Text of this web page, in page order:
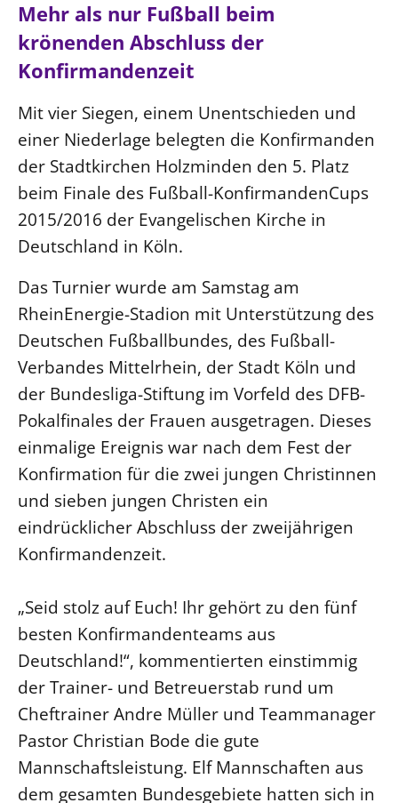
Mehr als nur Fußball beim
krönenden Abschluss der
Konfirmandenzeit
Mit vier Siegen, einem Unentschieden und
einer Niederlage belegten die Konfirmanden
der Stadtkirchen Holzminden den 5. Platz
beim Finale des Fußball-KonfirmandenCups
2015/2016 der Evangelischen Kirche in
Deutschland in Köln.
Das Turnier wurde am Samstag am
RheinEnergie-Stadion mit Unterstützung des
Deutschen Fußballbundes, des Fußball-
Verbandes Mittelrhein, der Stadt Köln und
der Bundesliga-Stiftung im Vorfeld des DFB-
Pokalfinales der Frauen ausgetragen. Dieses
einmalige Ereignis war nach dem Fest der
Konfirmation für die zwei jungen Christinnen
und sieben jungen Christen ein
eindrücklicher Abschluss der zweijährigen
Konfirmandenzeit.
„Seid stolz auf Euch! Ihr gehört zu den fünf
besten Konfirmandenteams aus
Deutschland!“, kommentierten einstimmig
der Trainer- und Betreuerstab rund um
Cheftrainer Andre Müller und Teammanager
Pastor Christian Bode die gute
Mannschaftsleistung. Elf Mannschaften aus
dem gesamten Bundesgebiete hatten sich in
Personalausschuss
LANDESKIRCHENAMT
Willkommen
Kollegium
Abteilungen des Landeskirchenamts
Rechnungsprüfungsamt
Fachstelle Sexualisierte Gewalt
Gleichstellung
Datenschutz
Geschäftsstelle Landessynode
27. Landessynode
Hintergrund
MITARBEIT
Beruf
Freie Stellen
BIBLIOTHEK & ARCHIV
SERVICE
Älterwerden im Pfarrberuf
Beteiligungsverfahren
Evangelische Kirche
Lutherische Kirche
Glaubensbekenntnis
Positionen
Ökumene
Religionen
Gegen Gewalt
KLIMASCHUTZ
Erneuerbare Energien
Naturschutz
Gebäude
Impressum
Datenschutz
Kontakt
Barrierefreiheit
Presse
Freie Stellen
Service für Gemeinden